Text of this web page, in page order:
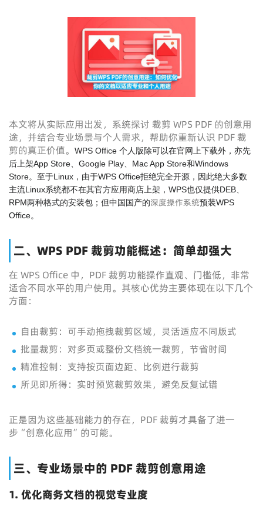
本文将从实际应用出发，系统探讨 裁剪 WPS PDF 的创意用
途，并结合专业场景与个人需求，帮助你重新认识 PDF 裁
剪的真正价值。
WPS Office 个人版除可以在官网上下载外，亦先
后上架App Store、Google Play、Mac App Store和Windows
Store。至于Linux，由于WPS Office拒绝完全开源，因此绝大多数
主流Linux系统都不在其官方应用商店上架，WPS也仅提供DEB、
RPM两种格式的安装包；但中国国产的深度操作系统预装WPS
Office。
二、WPS PDF 裁剪功能概述：简单却强大
在 WPS Office 中，PDF 裁剪功能操作直观、门槛低，非常
适合不同水平的用户使用。其核心优势主要体现在以下几个
方面：
自由裁剪：可手动拖拽裁剪区域，灵活适应不同版式
批量裁剪：对多页或整份文档统一裁剪，节省时间
精准控制：支持按页面边距、比例进行裁剪
所见即所得：实时预览裁剪效果，避免反复试错
正是因为这些基础能力的存在，PDF 裁剪才具备了进一
步“创意化应用”的可能。
三、专业场景中的 PDF 裁剪创意用途
1. 优化商务文档的视觉专业度